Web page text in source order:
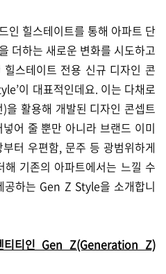
인 힐스테이트를 통해 아파트 단
더하는 새로운 변화를 시도하고
스테이트 전용 신규 디자인 콘
이 대표적인데요. 이는 다채로
을 활용해 개발된 디자인 콘셉트
어 줄 뿐만 아니라 브랜드 이미
터 우편함, 문주 등 광범위하게
기존의 아파트에서는 느낄 수
공하는 Gen Z Style을 소개합니
티티인 Gen Z(Generation Z)